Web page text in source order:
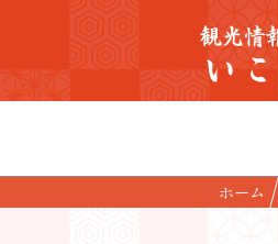
観光情
い
ホーム